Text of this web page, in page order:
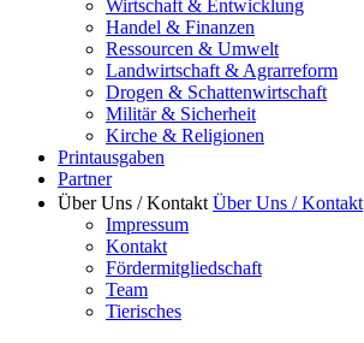
Wirtschaft & Entwicklung
Handel & Finanzen
Ressourcen & Umwelt
Landwirtschaft & Agrarreform
Drogen & Schattenwirtschaft
Militär & Sicherheit
Kirche & Religionen
Printausgaben
Partner
Über Uns / Kontakt Über Uns / Kontakt
Impressum
Kontakt
Fördermitgliedschaft
Team
Tierisches